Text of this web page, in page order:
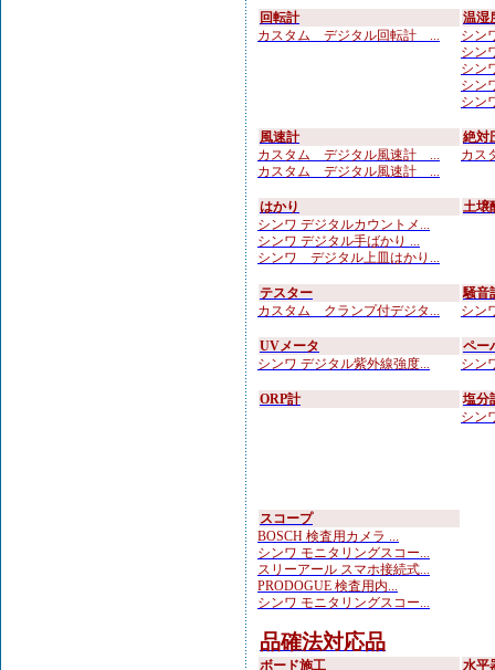
回転計
カスタム デジタル回転計 ...
温湿
シン
シン
シン
シン
シン
風速計
カスタム デジタル風速計 ...
カスタム デジタル風速計 ...
絶対
カス
はかり
シンワ デジタルカウントメ...
シンワ デジタル手ばかり ...
シンワ デジタル上皿はかり...
土壌
テスター
カスタム クランプ付デジタ...
騒音
シン
UVメータ
シンワ デジタル紫外線強度...
ペー
シン
ORP計
塩分
シン
スコープ
BOSCH 検査用カメラ ...
シンワ モニタリングスコー...
スリーアール スマホ接続式...
PRODOGUE 検査用内...
シンワ モニタリングスコー...
品確法対応品
ボード施工
水平